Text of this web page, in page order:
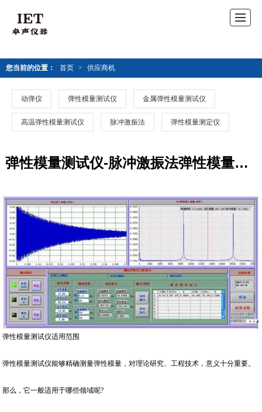
您当前的位置： 首页 > 供应商机
动弹仪 弹性模量测试仪 金属弹性模量测试仪
高温弹性模量测试仪 脉冲激振法 弹性模量测定仪
弹性模量测试仪-脉冲激振法弹性模量测试仪价格
弹性模量测试仪适用范围
弹性模量测试仪能够精确测量弹性模量，对理论研究、工程技术，意义十分重要。
那么，它一般适用于哪些领域呢?